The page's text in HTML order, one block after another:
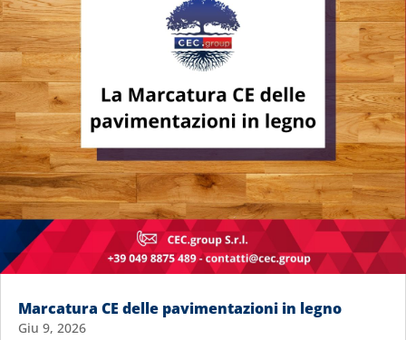
Marcatura CE delle pavimentazioni in legno
Giu 9, 2026